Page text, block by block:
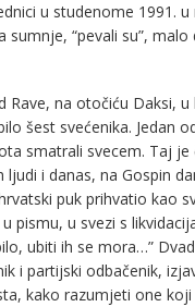
u studenome 1991.
sumnje, “pevali su”,
na otočiću Daksi,
šest svećenika. Jedan
smatrali svecem. Taj
ljudi i danas, na Gospin
puk prihvatio kao
pismu, u svezi s
ubiti ih se mora…”
i partijski odbačenik,
kako razumjeti one